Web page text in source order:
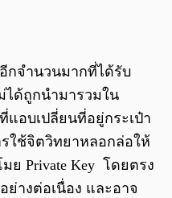
กจำนวนมากที่ได้รับ
ได้ถูกนำมารวมใน
แอบเปลี่ยนที่อยู่กระเป๋า
รใช้จิตวิทยาหลอกล่อให้
ย Private Key โดยตรง
ย่างต่อเนื่อง และอาจ